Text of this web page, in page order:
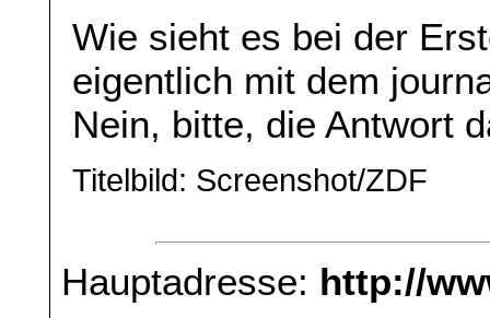
Wie sieht es bei der
eigentlich mit dem
Nein, bitte, die Antwort
Titelbild: Screenshot/ZDF
Hauptadresse: http://